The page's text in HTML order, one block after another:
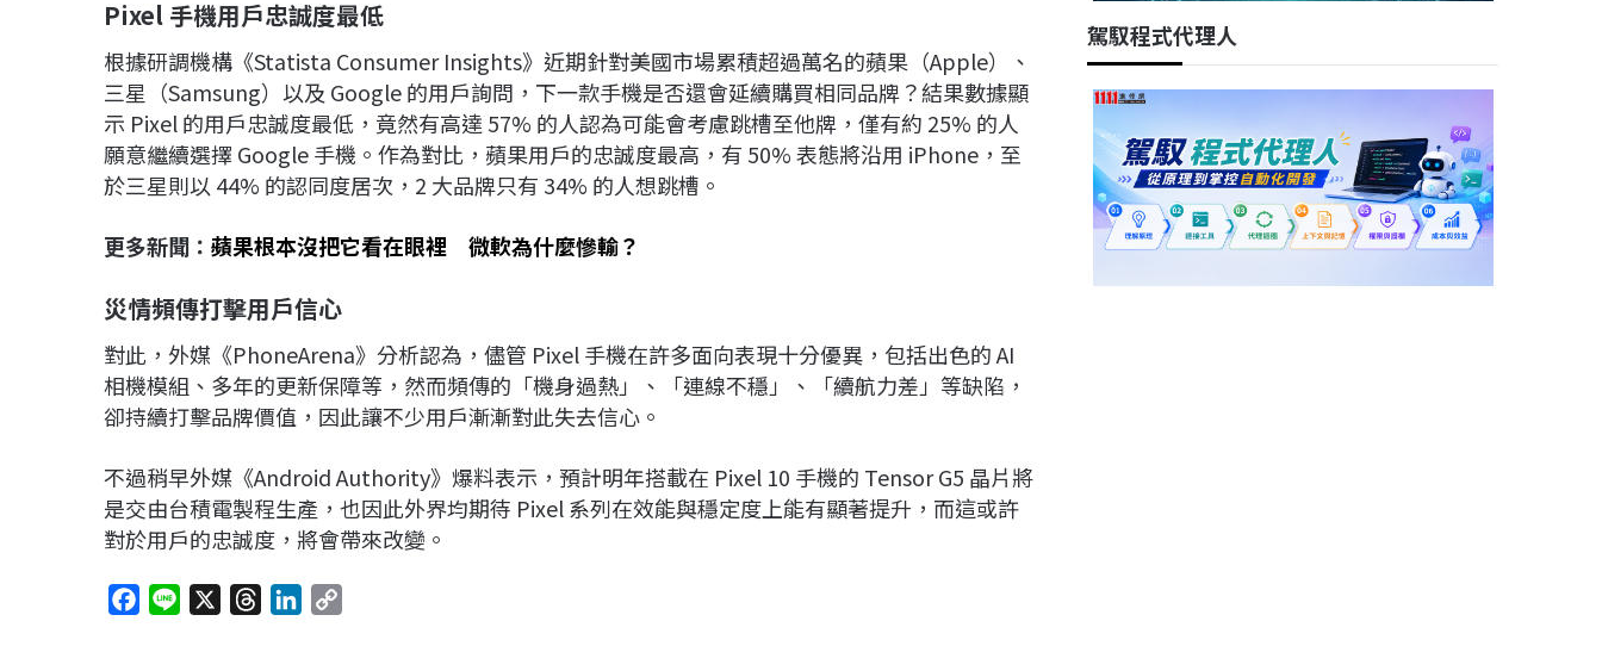
Pixel 手機用戶忠誠度最低
根據研調機構《Statista Consumer Insights》近期針對美國市場累積超過萬名的蘋果（Apple）、
三星（Samsung）以及 Google 的用戶詢問，下一款手機是否還會延續購買相同品牌？結果數據顯
示 Pixel 的用戶忠誠度最低，竟然有高達 57% 的人認為可能會考慮跳槽至他牌，僅有約 25% 的人
願意繼續選擇 Google 手機。作為對比，蘋果用戶的忠誠度最高，有 50% 表態將沿用 iPhone，至
於三星則以 44% 的認同度居次，2 大品牌只有 34% 的人想跳槽。
更多新聞： 蘋果根本沒把它看在眼裡 微軟為什麼慘輸？
災情頻傳打擊用戶信心
對此，外媒《PhoneArena》分析認為，儘管 Pixel 手機在許多面向表現十分優異，包括出色的 AI
相機模組、多年的更新保障等，然而頻傳的「機身過熱」、「連線不穩」、「續航力差」等缺陷，
卻持續打擊品牌價值，因此讓不少用戶漸漸對此失去信心。
不過稍早外媒《Android Authority》爆料表示，預計明年搭載在 Pixel 10 手機的 Tensor G5 晶片將
是交由台積電製程生產，也因此外界均期待 Pixel 系列在效能與穩定度上能有顯著提升，而這或許
對於用戶的忠誠度，將會帶來改變。
駕馭程式代理人